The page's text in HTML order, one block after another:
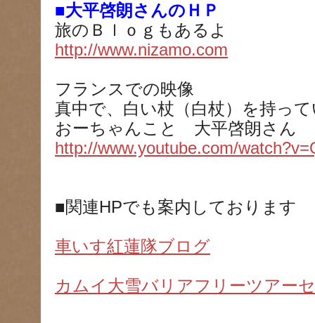
■大平啓朗さんのＨＰ
旅のＢｌｏｇもあるよ
http://www.nizamo.com
フランスでの映像
真中で、白い杖（白杖）を持っ
おーちゃんこと 大平啓朗さん
http://www.youtube.com/
■関連HPでも案内しております
車いす紅蓮隊ブログ
カムイ大雪バリアフリーツアー